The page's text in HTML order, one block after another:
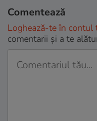
Comentează
Loghează-te în contul
comentarii și a te